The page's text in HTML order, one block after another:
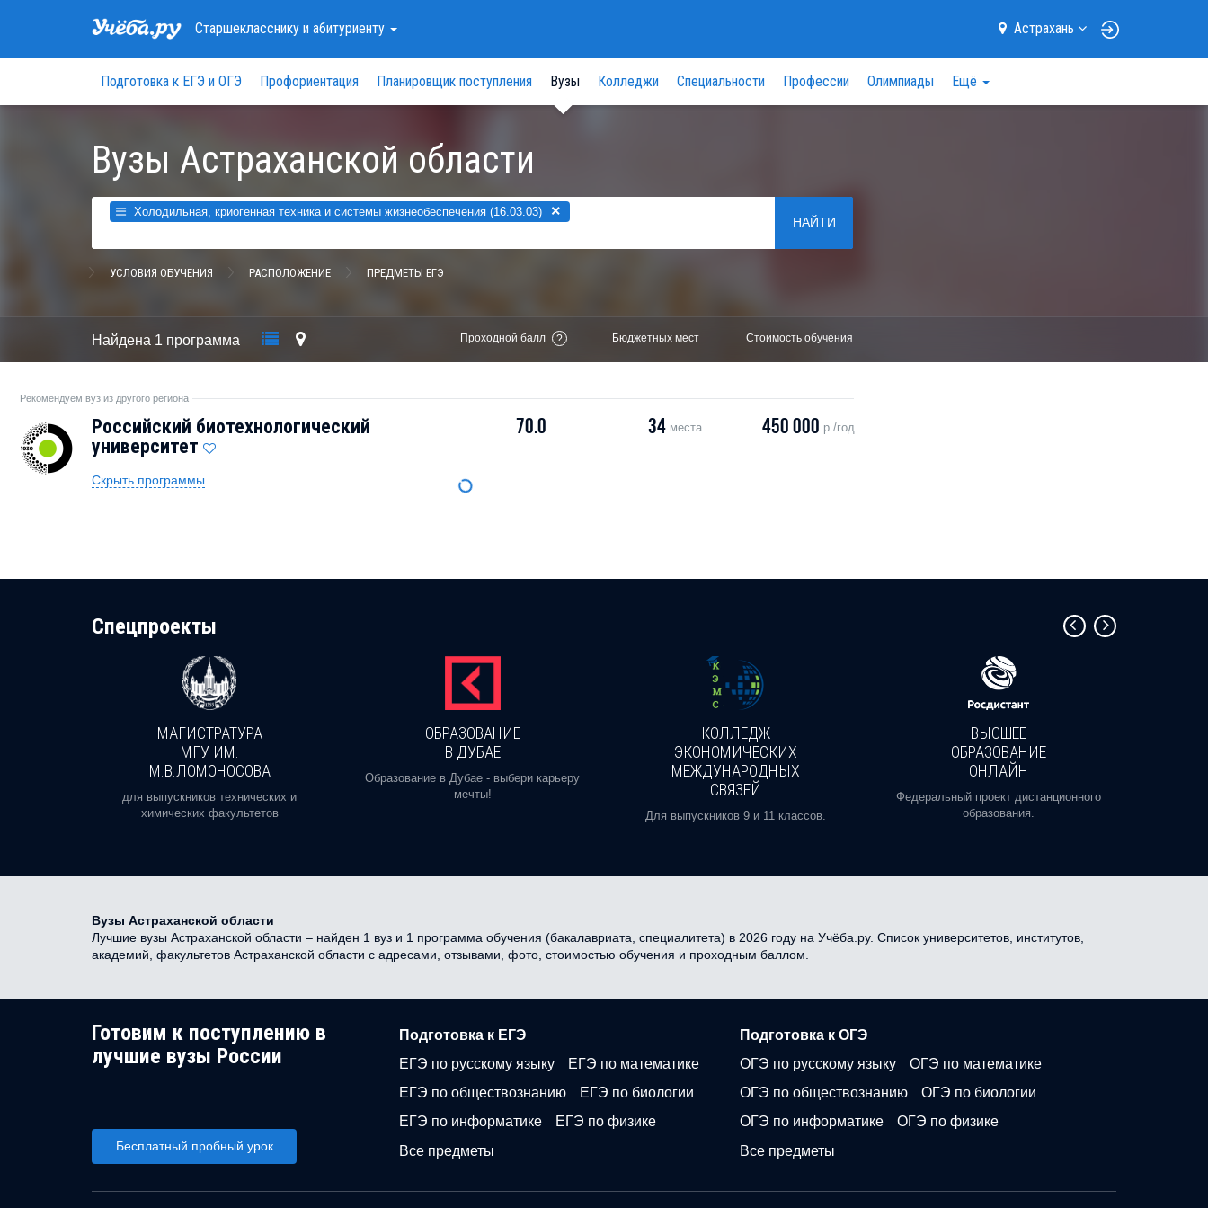
Старшеклассникуи абитуриенту Астрахань
Подготовка к ЕГЭ и ОГЭ Профориентация Планировщик поступления Вузы Колледжи Специальности Профессии Олимпиады Ещё
Вузы Астраханской области
Холодильная, криогенная техника и системы жизнеобеспечения (16.03.03) ×
НАЙТИ
УСЛОВИЯ ОБУЧЕНИЯ РАСПОЛОЖЕНИЕ ПРЕДМЕТЫ ЕГЭ
Найдена 1 программа Проходной балл ? Бюджетных мест Стоимость обучения
Рекомендуем вуз из другого региона
Российский биотехнологический
университет
70.0 34места 450 000 р./год
Скрыть программы
Cпецпроекты
МАГИСТРАТУРА
МГУ ИМ.
М.В.ЛОМОНОСОВА
для выпускников технических и
химических факультетов
ОБРАЗОВАНИЕ
В ДУБАЕ
Образование в Дубае - выбери карьеру
мечты!
КОЛЛЕДЖ
ЭКОНОМИЧЕСКИХ
МЕЖДУНАРОДНЫХ
СВЯЗЕЙ
Для выпускников 9 и 11 классов.
ВЫСШЕЕ
ОБРАЗОВАНИЕ
ОНЛАЙН
Федеральный проект дистанционного
образования.
Вузы Астраханской области
Лучшие вузы Астраханской области – найден 1 вуз и 1 программа обучения (бакалавриата, специалитета) в 2026 году на Учёба.ру. Список университетов, институтов,
академий, факультетов Астраханской области с адресами, отзывами, фото, стоимостью обучения и проходным баллом.
Готовим к поступлению в
лучшие вузы России
Бесплатный пробный урок
Подготовка к ЕГЭ
ЕГЭ по русскому языку
ЕГЭ по математике
ЕГЭ по обществознанию
ЕГЭ по биологии
ЕГЭ по информатике
ЕГЭ по физике
Все предметы
Подготовка к ОГЭ
ОГЭ по русскому языку
ОГЭ по математике
ОГЭ по обществознанию
ОГЭ по биологии
ОГЭ по информатике
ОГЭ по физике
Все предметы